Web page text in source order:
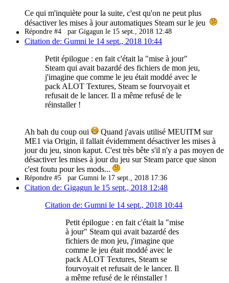
Ce qui m'inquiète pour la suite, c'est qu'on ne peut plus
désactiver les mises à jour automatiques Steam sur le jeu
Répondre #4 par Gigagun le 15 sept., 2018 12:48
Citation de: Gumni le 14 sept., 2018 10:44
Petit épilogue : en fait c'était la "mise à jour"
Steam qui avait bazardé des fichiers de mon jeu,
j'imagine que comme le jeu était moddé avec le
pack ALOT Textures, Steam se fourvoyait et
refusait de le lancer. Il a même refusé de le
réinstaller !
Ah bah du coup oui
Quand j'avais utilisé MEUITM sur
ME1 via Origin, il fallait évidemment désactiver les mises à
jour du jeu, sinon kaput. C'est très bête s'il n'y a pas moyen de
désactiver les mises à jour du jeu sur Steam parce que sinon
c'est foutu pour les mods...
Répondre #5 par Gumni le 17 sept., 2018 17:36
Citation de: Gigagun le 15 sept., 2018 12:48
Citation de: Gumni le 14 sept., 2018 10:44
Petit épilogue : en fait c'était la "mise
à jour" Steam qui avait bazardé des
fichiers de mon jeu, j'imagine que
comme le jeu était moddé avec le
pack ALOT Textures, Steam se
fourvoyait et refusait de le lancer. Il
a même refusé de le réinstaller !